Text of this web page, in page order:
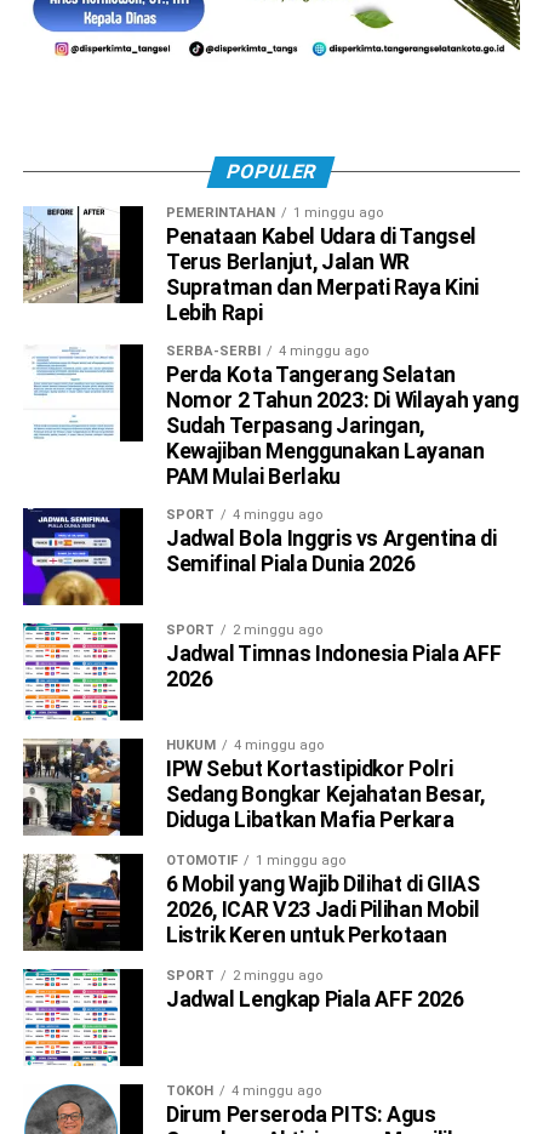
POPULER
PEMERINTAHAN 1 minggu ago
Penataan Kabel Udara di Tangsel
Terus Berlanjut, Jalan WR
Supratman dan Merpati Raya Kini
Lebih Rapi
SERBA-SERBI 4 minggu ago
Perda Kota Tangerang Selatan
Nomor 2 Tahun 2023: Di Wilayah yang
Sudah Terpasang Jaringan,
Kewajiban Menggunakan Layanan
PAM Mulai Berlaku
SPORT 4 minggu ago
Jadwal Bola Inggris vs Argentina di
Semifinal Piala Dunia 2026
SPORT 2 minggu ago
Jadwal Timnas Indonesia Piala AFF
2026
HUKUM 4 minggu ago
IPW Sebut Kortastipidkor Polri
Sedang Bongkar Kejahatan Besar,
Diduga Libatkan Mafia Perkara
OTOMOTIF 1 minggu ago
6 Mobil yang Wajib Dilihat di GIIAS
2026, ICAR V23 Jadi Pilihan Mobil
Listrik Keren untuk Perkotaan
SPORT 2 minggu ago
Jadwal Lengkap Piala AFF 2026
TOKOH 4 minggu ago
Dirum Perseroda PITS: Agus